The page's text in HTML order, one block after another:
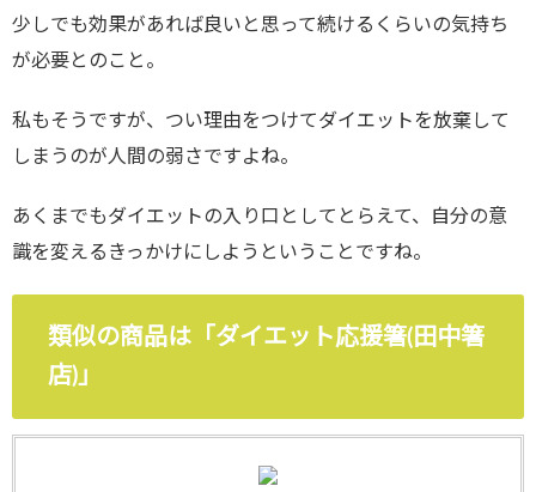
少しでも効果があれば良いと思って続けるくらいの気持ち
が必要とのこと。
私もそうですが、つい理由をつけてダイエットを放棄して
しまうのが人間の弱さですよね。
あくまでもダイエットの入り口としてとらえて、自分の意
識を変えるきっかけにしようということですね。
類似の商品は「ダイエット応援箸(田中箸
店)」